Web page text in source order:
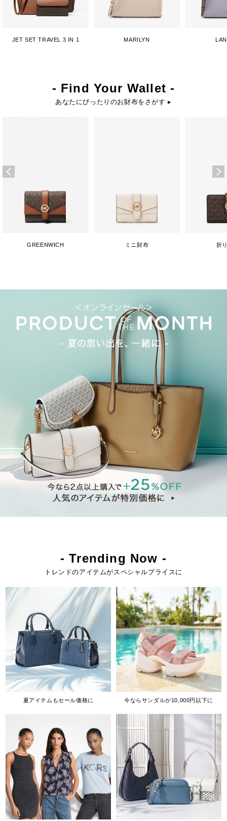
JET SET TRAVEL 3 IN 1 MARILYN
- Find Your Wallet -
あなたにぴったりのお財布をさがす ▸
GREENWICH ミニ財布 折
- Trending Now -
トレンドのアイテムがスペシャルプライスに
夏アイテムもセール価格に 今ならサンダルが10,000円以下に